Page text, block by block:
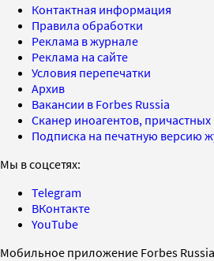
Контактная информация
Правила обработки
Реклама в журнале
Реклама на сайте
Условия перепечатки
Архив
Вакансии в Forbes Russia
Сканер иноагентов,
Подписка на печатную версию
Мы в соцсетях:
Telegram
ВКонтакте
YouTube
Мобильное приложение Forbes